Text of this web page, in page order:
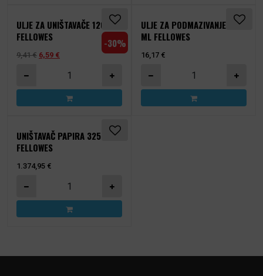
-30%
ULJE ZA UNIŠTAVAČE 120 ML
FELLOWES
9,41€ Izvorna cijena bila je: 9,41 €.
6,59 € Trenutna cijena je: 6,59 €.
Ulje za uništavače 120 ml Fellowes količina
ULJE ZA PODMAZIVANJE 350
ML FELLOWES
16,17 €
Ulje za podmazivanje
UNIŠTAVAČ PAPIRA 325CI
FELLOWES
1.374,95 €
Uništavač papira 325Ci Fellowes količina